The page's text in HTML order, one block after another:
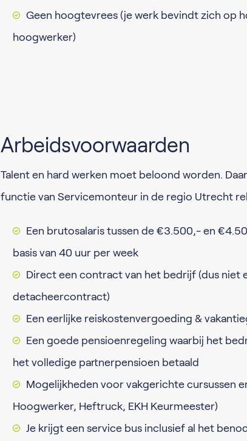
Geen hoogtevrees (je werk bevindt zich op
hoogwerker)
Arbeidsvoorwaarden
Talent en hard werken moet beloond worden.
functie van Servicemonteur in de regio Utrecht
Een brutosalaris tussen de €3.500,- en
basis van 40 uur per week
Direct een contract van het bedrijf (dus niet
detacheercontract)
Een eerlijke reiskostenvergoeding &
Een goede pensioenregeling waarbij het
het volledige partnerpensioen betaald
Mogelijkheden voor vakgerichte cursussen
Hoogwerker, Heftruck, EKH Keurmeester)
Je krijgt een service bus inclusief al het